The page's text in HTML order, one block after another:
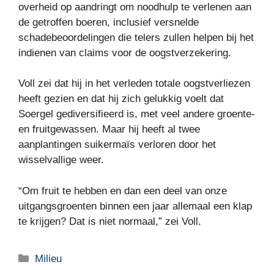
overheid op aandringt om noodhulp te verlenen aan
de getroffen boeren, inclusief versnelde
schadebeoordelingen die telers zullen helpen bij het
indienen van claims voor de oogstverzekering.
Voll zei dat hij in het verleden totale oogstverliezen
heeft gezien en dat hij zich gelukkig voelt dat
Soergel gediversifieerd is, met veel andere groente-
en fruitgewassen. Maar hij heeft al twee
aanplantingen suikermaïs verloren door het
wisselvallige weer.
“Om fruit te hebben en dan een deel van onze
uitgangsgroenten binnen een jaar allemaal een klap
te krijgen? Dat is niet normaal,” zei Voll.
Categorieën
Milieu